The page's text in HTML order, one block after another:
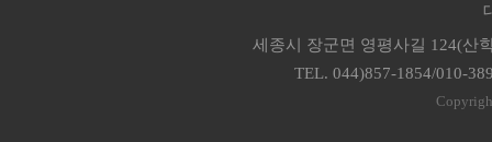
세종시 장군면 영평사길 124(산
TEL. 044)857-1854/010-